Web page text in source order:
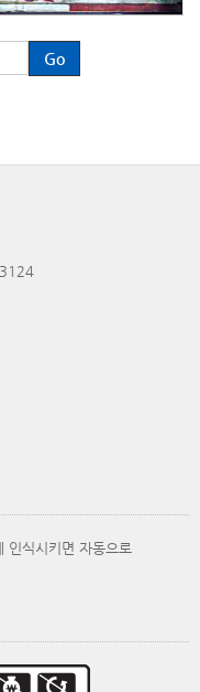
인식시키면 자동으로